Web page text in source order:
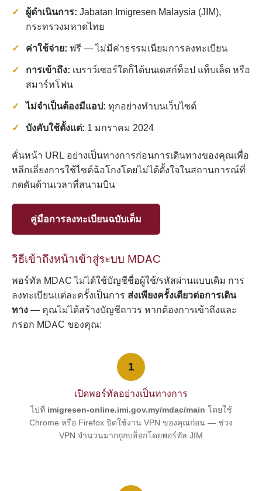
ผู้ดำเนินการ: Jabatan Imigresen Malaysia (JIM),
กระทรวงมหาดไทย
ค่าใช้จ่าย: ฟรี — ไม่มีค่าธรรมเนียมการลงทะเบียน
การเข้าถึง: เบราว์เซอร์ใดก็ได้บนเดสก์ท็อป แท็บเล็ต หรือ
สมาร์ทโฟน
ไม่จำเป็นต้องมีแอป: ทุกอย่างทำบนเว็บไซต์
บังคับใช้ตั้งแต่: 1 มกราคม 2024
คั่นหน้า URL อย่างเป็นทางการก่อนการเดินทางของคุณเพื่อ
หลีกเลี่ยงการใช้ไซต์ฉ้อโกงโดยไม่ได้ตั้งใจในสถานการณ์ที่
กดดันด้านเวลาที่สนามบิน
คู่มือการลงทะเบียนฉบับเต็ม
วิธีเข้าถึงหน้าเข้าสู่ระบบ MDAC
พอร์ทัล MDAC ไม่ได้ใช้บัญชีชื่อผู้ใช้/รหัสผ่านแบบเดิม การ
ลงทะเบียนแต่ละครั้งเป็นการ ส่งเพียงครั้งเดียวต่อการเดิน
ทาง— คุณไม่ได้สร้างบัญชีถาวร หากต้องการเข้าถึงและ
กรอก MDAC ของคุณ:
1
เปิดพอร์ทัลอย่างเป็นทางการ
ไปที่ imigresen-online.imi.gov.my/mdac/main โดยใช้
Chrome หรือ Firefox ปิดใช้งาน VPN ของคุณก่อน — ช่วง
VPN จำนวนมากถูกบล็อกโดยพอร์ทัล JIM